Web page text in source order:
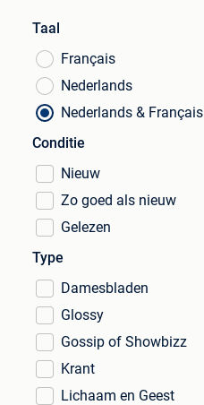
Taal
Français
Nederlands
Nederlands & Français
Conditie
Nieuw
Zo goed als nieuw
Gelezen
Type
Damesbladen
Glossy
Gossip of Showbizz
Krant
Lichaam en Geest